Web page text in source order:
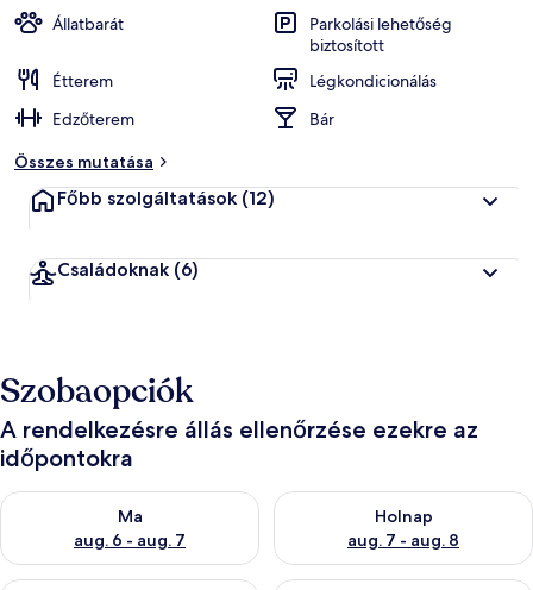
Állatbarát
Parkolási lehetőség
biztosított
Étterem
Légkondicionálás
Edzőterem
Bár
Összes mutatása
Főbb szolgáltatások (12)
Családoknak (6)
Szobaopciók
A rendelkezésre állás ellenőrzése ezekre az
időpontokra
Ma
aug. 6 - aug. 7
A ma esti rendelkezésre állás ellenőrzése: aug. 6 - aug. 7
Holnap
aug. 7 - aug. 8
A holnapi rendelkezésre állás